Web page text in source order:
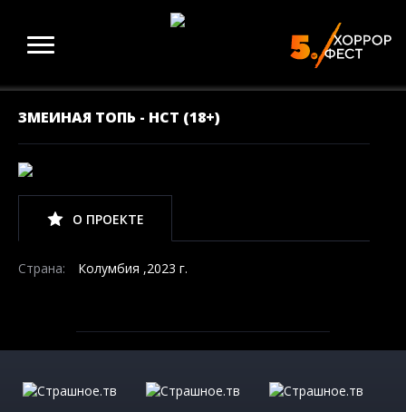
ЗМЕИНАЯ ТОПЬ - НСТ (18+)
О ПРОЕКТЕ
Страна: Колумбия ,2023 г.